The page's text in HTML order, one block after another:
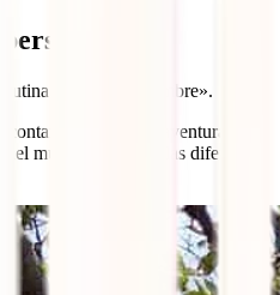
de la incertidumbre».
un viaje, una aventura, sino
mundo indígena, las diferentes